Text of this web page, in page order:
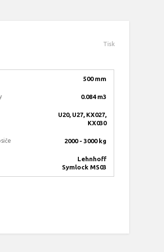
Tisk
500 mm
0.084 m3
U20, U27, KX027,
KX030
2000 - 3000 kg
Lehnhoff
Symlock MS03